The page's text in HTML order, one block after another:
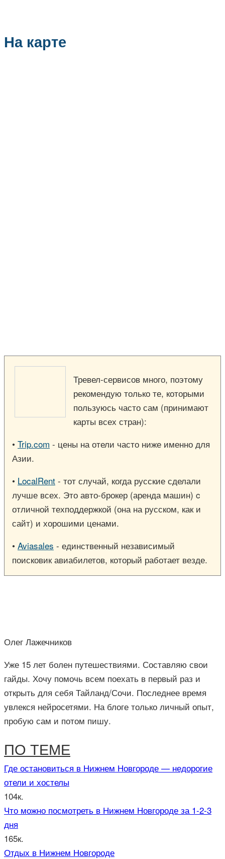
На карте
Тревел-сервисов много, поэтому
рекомендую только те, которыми
пользуюсь часто сам (принимают
карты всех стран):
• Trip.com - цены на отели часто ниже именно для
Азии.
• LocalRent - тот случай, когда русские сделали
лучше всех. Это авто-брокер (аренда машин) c
отличной техподдержкой (она на русском, как и
сайт) и хорошими ценами.
• Aviasales - единственный независимый
поисковик авиабилетов, который работает везде.
Олег Лажечников
Уже 15 лет болен путешествиями. Составляю свои
гайды. Хочу помочь всем поехать в первый раз и
открыть для себя Тайланд/Сочи. Последнее время
увлекся нейросетями. На блоге только личный опыт,
пробую сам и потом пишу.
ПО ТЕМЕ
Где остановиться в Нижнем Новгороде — недорогие
отели и хостелы
104к.
Что можно посмотреть в Нижнем Новгороде за 1-2-3
дня
165к.
Отдых в Нижнем Новгороде